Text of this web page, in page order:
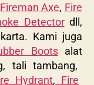
Fireman Axe, Fire
Detectordll,
Kami juga
Bootsalat
tali tambang,
Hydrant, Fire